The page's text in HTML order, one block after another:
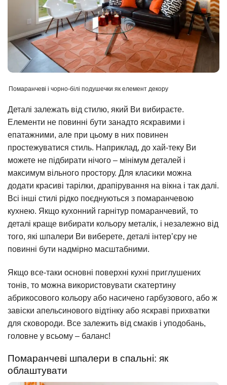
Помаранчеві і чорно-білі подушечки як елемент декору
Деталі залежать від стилю, який Ви вибираєте.
Елементи не повинні бути занадто яскравими і
епатажними, але при цьому в них повинен
простежуватися стиль. Наприклад, до хай-теку Ви
можете не підбирати нічого – мінімум деталей і
максимум вільного простору. Для класики можна
додати красиві тарілки, драпірування на вікна і так далі.
Всі інші стилі рідко поєднуються з помаранчевою
кухнею. Якщо кухонний гарнітур помаранчевий, то
деталі краще вибирати кольору металік, і незалежно від
того, які шпалери Ви виберете, деталі інтер’єру не
повинні бути надмірно масштабними.
Якщо все-таки основні поверхні кухні приглушених
тонів, то можна використовувати скатертину
абрикосового кольору або насичено гарбузового, або ж
завіски апельсинового відтінку або яскраві прихватки
для сковороди. Все залежить від смаків і уподобань,
головне у всьому – баланс!
Помаранчеві шпалери в спальні: як
облаштувати